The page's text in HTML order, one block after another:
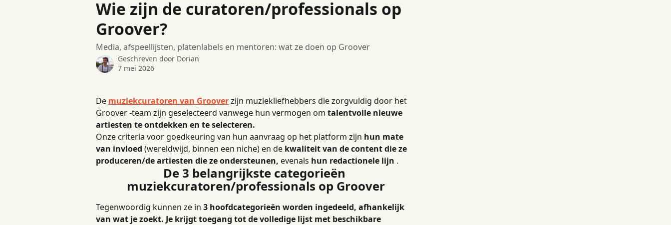
Wie zijn de curatoren/professionals op
Groover?
Media, afspeellijsten, platenlabels en mentoren: wat ze doen op Groover
Geschreven door Dorian
7 mei 2026
De muziekcuratoren van Groover zijn muziekliefhebbers die zorgvuldig door het
Groover -team zijn geselecteerd vanwege hun vermogen om talentvolle nieuwe
artiesten te ontdekken en te selecteren.
Onze criteria voor goedkeuring van hun aanvraag op het platform zijn hun mate
van invloed (wereldwijd, binnen een niche) en de kwaliteit van de content die ze
produceren/de artiesten die ze ondersteunen, evenals hun redactionele lijn .
De 3 belangrijkste categorieën
muziekcuratoren/professionals op Groover
Tegenwoordig kunnen ze in 3 hoofdcategorieën worden ingedeeld, afhankelijk
van wat je zoekt. Je krijgt toegang tot de volledige lijst met beschikbare